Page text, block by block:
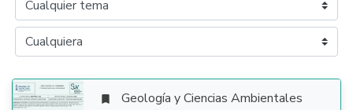
 Geología y Ciencias Ambientales